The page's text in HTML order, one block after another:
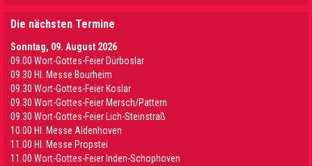
Die nächsten Termine
Sonntag, 09. August 2026
09.00 Wort-Gottes-Feier Dürboslar
09.30 HI. Messe Bourheim
09.30 Wort-Gottes-Feier Koslar
09.30 Wort-Gottes-Feier Mersch/Pattern
09.30 Wort-Gottes-Feier Lich-Steinstraß
10.00 Hl. Messe Aldenhoven
11.00 Hl. Messe Propstei
11.00 Wort-Gottes-Feier Inden-Schophoven